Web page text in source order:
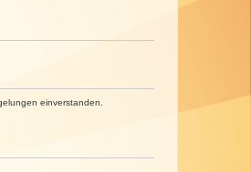
einverstanden.